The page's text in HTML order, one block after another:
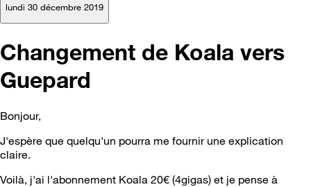
lundi 30 décembre 2019
Changement de Koala vers
Guepard
Bonjour,
J'espère que quelqu'un pourra me fournir une explication
claire.
Voilà, j'ai l'abonnement Koala 20€ (4gigas) et je pense à